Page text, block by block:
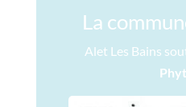
La
Alet Les Bains